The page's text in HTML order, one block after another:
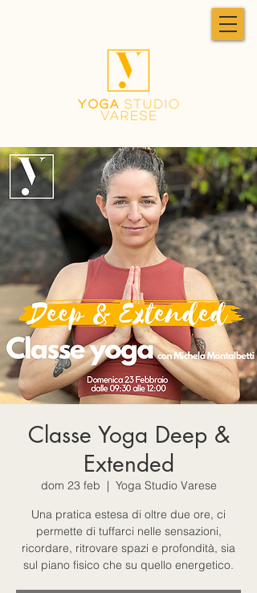
Classe Yoga Deep &
Extended
dom 23 feb
  |
Yoga Studio Varese
Una pratica estesa di oltre due ore, ci
permette di tuffarci nelle sensazioni,
ricordare, ritrovare spazi e profondità, sia
sul piano fisico che su quello energetico.